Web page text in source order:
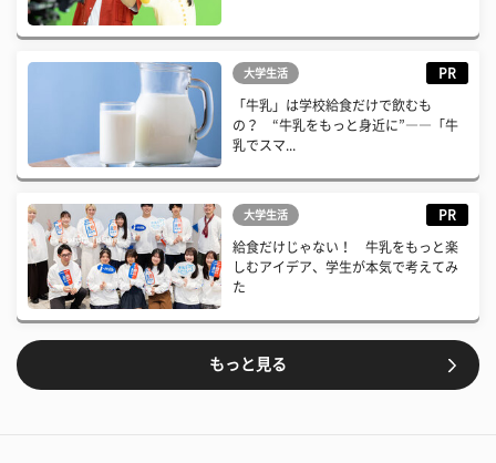
大学生活 PR
「牛乳」は学校給食だけで飲むも
の？ “牛乳をもっと身近に”――「牛
乳でスマ...
大学生活 PR
給食だけじゃない！ 牛乳をもっと楽
しむアイデア、学生が本気で考えてみ
た
もっと見る